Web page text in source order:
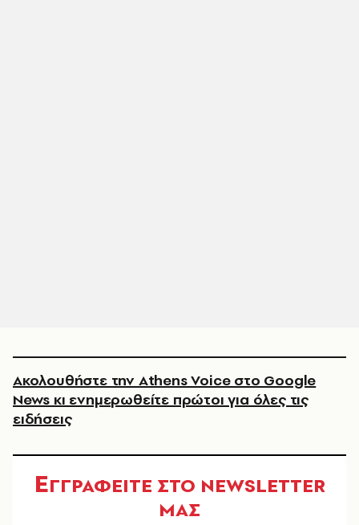
Ακολουθήστε την Athens Voice στο Google
News κι ενημερωθείτε πρώτοι για όλες τις
ειδήσεις
ΕΓΓΡΑΦΕΙΤΕ ΣΤΟ NEWSLETTER
ΜΑΣ